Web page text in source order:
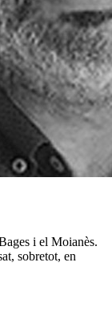
i el Moianès.
sobretot, en